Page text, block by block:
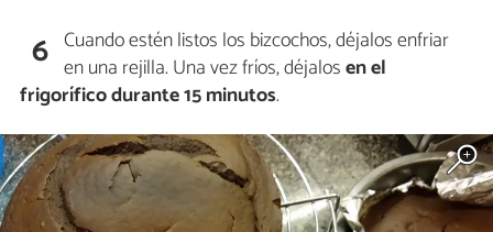
6 Cuando estén listos los bizcochos, déjalos enfriar
en una rejilla. Una vez fríos, déjalosen el
frigorífico durante 15 minutos.